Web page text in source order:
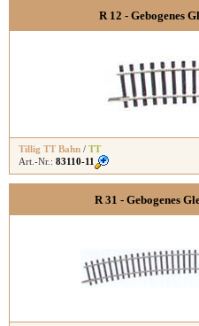
R 12 - Gebogenes
Tillig TT Bahn / TT
Art.-Nr.: 83110-11
R 31 - Gebogenes